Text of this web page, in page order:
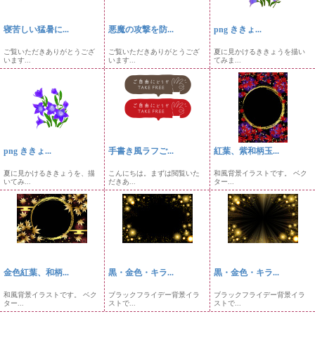
寝苦しい猛暑に...
ご覧いただきありがとうござ
います...
悪魔の攻撃を防...
ご覧いただきありがとうござ
います...
png ききょ...
夏に見かけるききょうを描い
てみま...
png ききょ...
夏に見かけるききょうを、描
いてみ...
手書き風ラフご...
こんにちは。まずは閲覧いた
だきあ...
紅葉、紫和柄玉...
和風背景イラストです。 ベク
ター...
金色紅葉、和柄...
和風背景イラストです。 ベク
ター...
黒・金色・キラ...
ブラックフライデー背景イラ
ストで...
黒・金色・キラ...
ブラックフライデー背景イラ
ストで...